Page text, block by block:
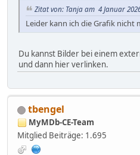
Zitat von: Tanja am 4 Januar
Leider kann ich die Grafik nicht
Du kannst Bilder bei einem
und dann hier verlinken.
tbengel
MyMDb-CE-Team
Mitglied Beiträge: 1.695